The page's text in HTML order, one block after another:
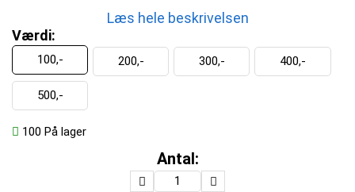
Læs hele beskrivelsen
Værdi:
100,- 200,- 300,- 400,-
500,-
100 På lager
Antal: